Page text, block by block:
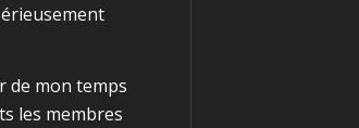
de mon temps
les membres